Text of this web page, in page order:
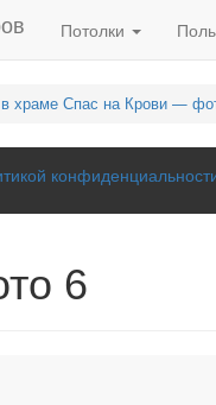
Потолки
храме Спас на Крови —
6